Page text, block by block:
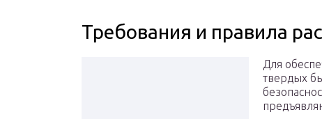
Требования и правила
Для
твердых